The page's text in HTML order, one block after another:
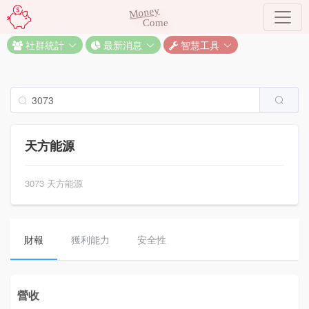
Money
Come
社群統計 最新消息 智慧工具
天方能源
3073 天方能源
財報 獲利能力 安全性
營收